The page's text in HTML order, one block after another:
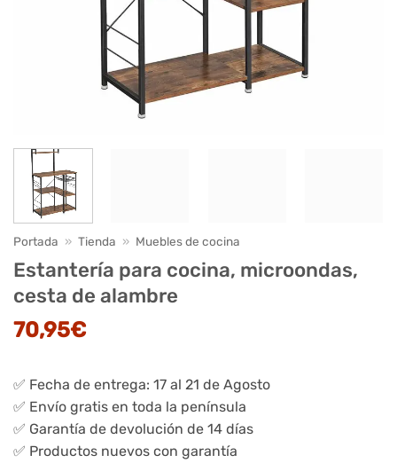
Portada » Tienda » Muebles de cocina
Estantería para cocina, microondas,
cesta de alambre
70,95€
✅ Fecha de entrega: 17 al 21 de Agosto
✅ Envío gratis en toda la península
✅ Garantía de devolución de 14 días
✅ Productos nuevos con garantía